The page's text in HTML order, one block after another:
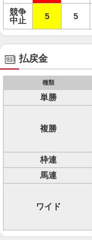
競争
中止
5 5
払戻金
種類
単勝
複勝
枠連
馬連
ワイド